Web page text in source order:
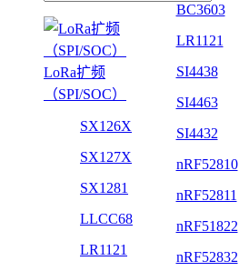
LoRa扩频
（SPI/SOC）
SX126X
SX127X
SX1281
LLCC68
LR1121
BC3603
LR1121
SI4438
SI4463
SI4432
nRF52810
nRF52811
nRF51822
nRF52832